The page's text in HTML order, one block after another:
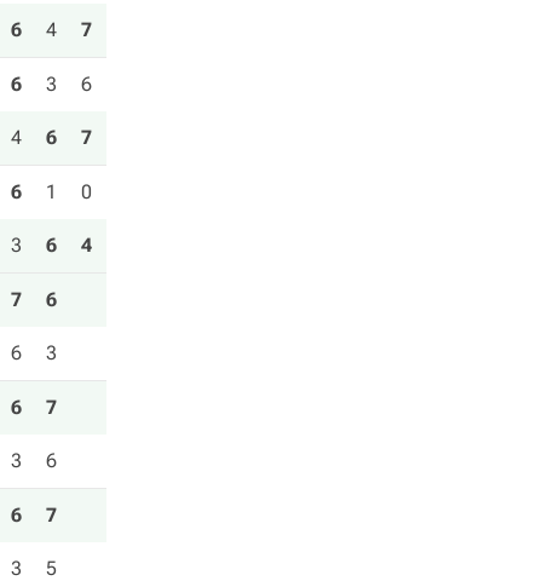
6 4 7
6 3 6
4 6 7
6 1 0
3 6 4
7 6
6 3
6 7
3 6
6 7
3 5